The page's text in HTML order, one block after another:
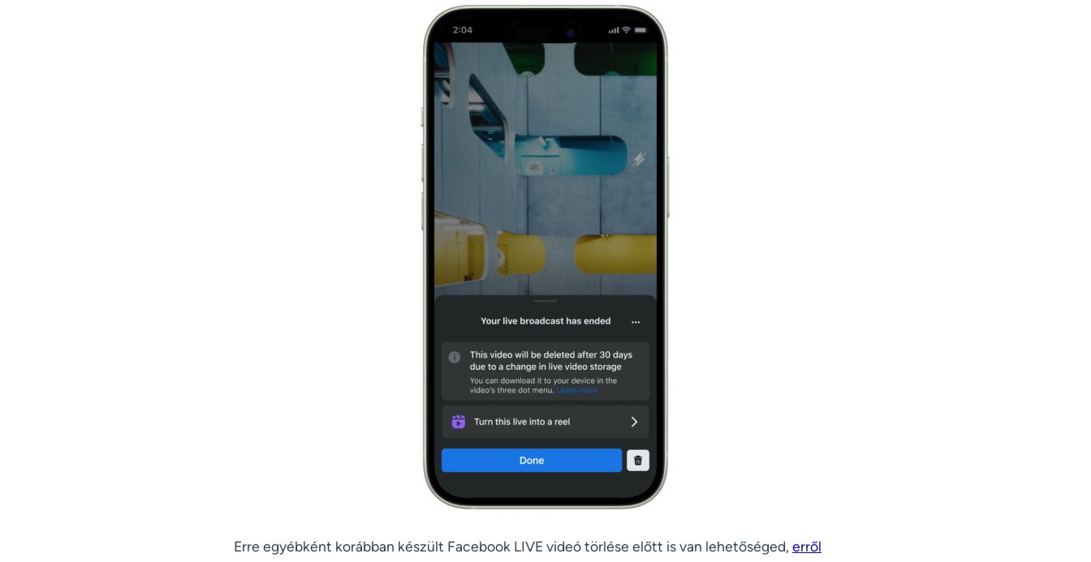
Erre egyébként korábban készült Facebook LIVE videó törlése előtt is van lehetőséged,erről